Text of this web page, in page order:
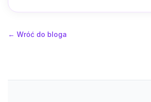
← Wróć do bloga